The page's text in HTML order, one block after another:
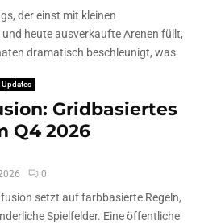
der einst mit kleinen
heute ausverkaufte Arenen füllt,
dramatisch beschleunigt, was
Updates
Gridbasiertes
Q4 2026
0
setzt auf farbbasierte Regeln,
Spielfelder. Eine öffentliche